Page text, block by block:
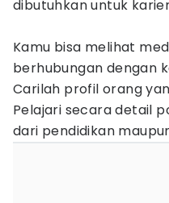
dibutuhkan untuk
Kamu bisa melihat
berhubungan dengan
Carilah profil orang
Pelajari secara detail
dari pendidikan